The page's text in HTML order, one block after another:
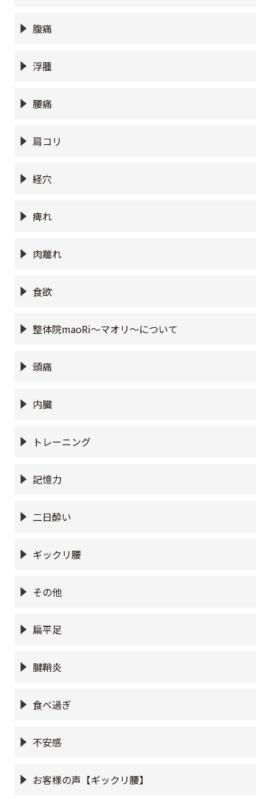
腹痛
浮腫
腰痛
肩コリ
経穴
痺れ
肉離れ
食欲
整体院maoRi〜マオリ〜について
頭痛
内臓
トレーニング
記憶力
二日酔い
ギックリ腰
その他
扁平足
腱鞘炎
食べ過ぎ
不安感
お客様の声【ギックリ腰】